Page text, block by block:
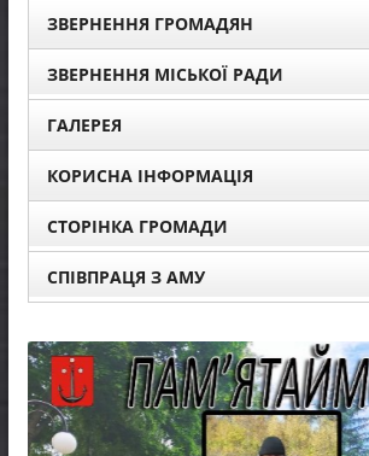
ЗВЕРНЕННЯ ГРОМАДЯН
ЗВЕРНЕННЯ МІСЬКОЇ РАДИ
ГАЛЕРЕЯ
КОРИСНА ІНФОРМАЦІЯ
СТОРІНКА ГРОМАДИ
СПІВПРАЦЯ З АМУ